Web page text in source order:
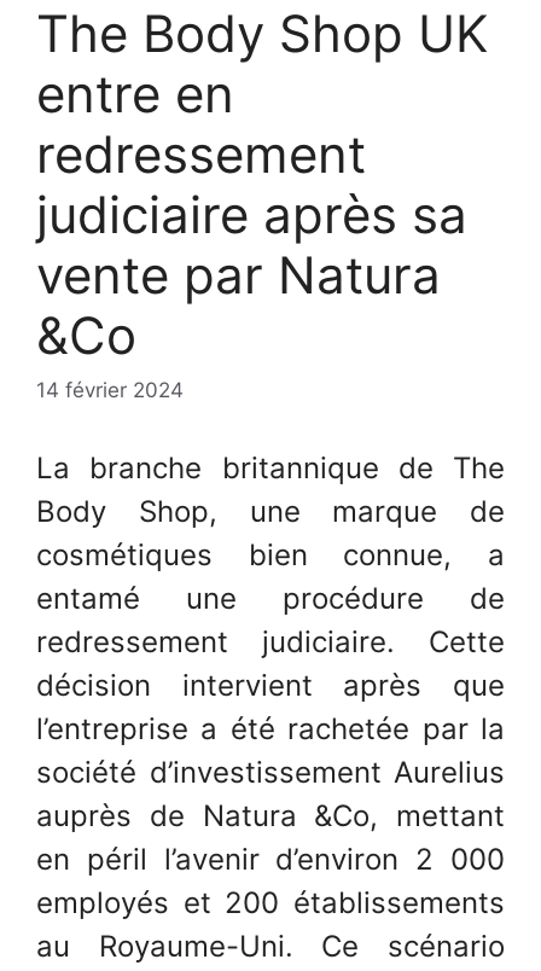
The Body Shop UK
entre en
redressement
judiciaire après sa
vente par Natura
&Co
14 février 2024
La branche britannique de The
Body Shop, une marque de
cosmétiques bien connue, a
entamé une procédure de
redressement judiciaire. Cette
décision intervient après que
l’entreprise a été rachetée par la
société d’investissement Aurelius
auprès de Natura &Co, mettant
en péril l’avenir d’environ 2 000
employés et 200 établissements
au Royaume-Uni. Ce scénario